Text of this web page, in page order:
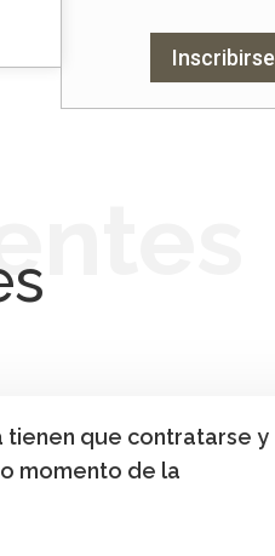
Inscribirse
tienen que contratarse y
momento de la